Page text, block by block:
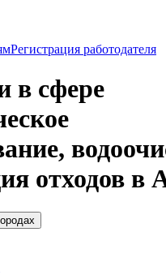
Регистрация работодателя
в сфере
отходов в